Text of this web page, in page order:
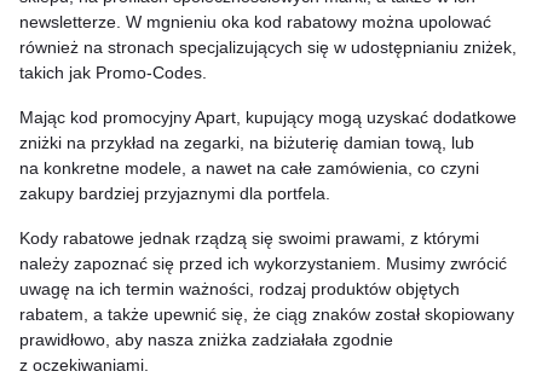
newsletterze. W mgnieniu oka kod rabatowy można upolować
również na stronach specjalizujących się w udostępnianiu zniżek,
takich jak Promo-Codes.
Mając kod promocyjny Apart, kupujący mogą uzyskać dodatkowe
zniżki na przykład na zegarki, na biżuterię damian tową, lub
na konkretne modele, a nawet na całe zamówienia, co czyni
zakupy bardziej przyjaznymi dla portfela.
Kody rabatowe jednak rządzą się swoimi prawami, z którymi
należy zapoznać się przed ich wykorzystaniem. Musimy zwrócić
uwagę na ich termin ważności, rodzaj produktów objętych
rabatem, a także upewnić się, że ciąg znaków został skopiowany
prawidłowo, aby nasza zniżka zadziałała zgodnie
z oczekiwaniami.